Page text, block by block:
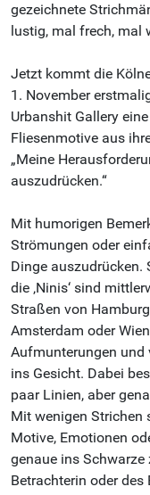
gezeichnete
lustig, mal frech, mal
Jetzt kommt die
1. November
Urbanshit Gallery
Fliesenmotive aus
„Meine
auszudrücken.“
Mit humorigen
Strömungen oder
Dinge auszudrücken.
die ‚Ninis‘ sind
Straßen von
Amsterdam oder
Aufmunterungen und
ins Gesicht. Dabei
paar Linien, aber
Mit wenigen Strichen
Motive, Emotionen
genaue ins
Betrachterin oder des